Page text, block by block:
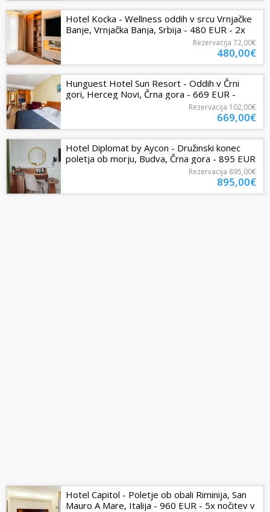
Hotel Kocka - Wellness oddih v srcu Vrnjačke
Banje, Vrnjačka Banja, Srbija - 480 EUR - 2x
Rezervacija 72,00€
480,00€
Hunguest Hotel Sun Resort - Oddih v Črni
gori, Herceg Novi, Črna gora - 669 EUR -
3x nočitev v dvoposteljni sobi z...Rezervacija 102,00€
669,00€
Hotel Diplomat by Aycon - Družinski konec
poletja ob morju, Budva, Črna gora - 895 EUR
Rezervacija 895,00€
895,00€
Hotel Capitol - Poletje ob obali Riminija, San
Mauro A Mare, Italija - 960 EUR - 5x nočitev v